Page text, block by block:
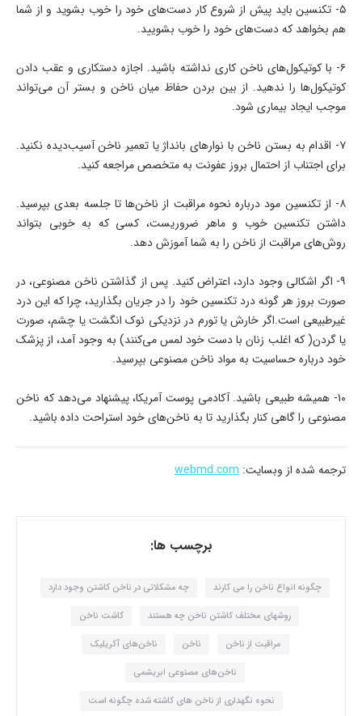
۵- تکنسین باید پیش از شروع کار دست‌های خود را خوب بشوید و از شما
هم بخواهد که دست‌های خود را خوب بشویید.
۶- با کوتیکول‌های ناخن کاری نداشته باشید. اجازه دستکاری و عقب دادن
کوتیکول‌ها را ندهید. از بین بردن حفاظ میان ناخن و بستر آن می‌تواند
موجب ایجاد بیماری شود.
۷- اقدام به بستن ناخن با نوارهای بانداژ یا تعمیر ناخن آسیب‌دیده نکنید.
برای اجتناب از احتمال بروز عفونت به متخصص مراجعه کنید.
۸- از تکنسین مود درباره نحوه مراقبت از ناخن‌ها تا جلسه بعدی بپرسید.
داشتن تکنسین خوب و ماهر ضروریست، کسی که به خوبی بتواند
روش‌های مراقبت از ناخن را به شما آموزش دهد.
۹- اگر اشکالی وجود دارد، اعتراض کنید. پس از گذاشتن ناخن مصنوعی، در
صورت بروز هر گونه درد تکنسین خود را در جریان بگذارید، چرا که این درد
غیرطبیعی است.اگر خارش یا تورم در نزدیکی نوک انگشت یا چشم، صورت
یا گردن( که اغلب زنان با دست خود لمس می‌کنند) به وجود آمد، از پزشک
خود درباره حساسیت به مواد ناخن مصنوعی بپرسید.
۱۰- همیشه طبیعی باشید. آکادمی پوست آمریکا، پیشنهاد می‌دهد که ناخن
مصنوعی را گاهی کنار بگذارید تا به ناخن‌های خود استراحت داده باشید.
ترجمه شده از وبسایت: webmd.com
برچسب ها:
چگونه انواع ناخن را می کارند چه مشکلاتی در ناخن کاشتن وجود دارد
روشهای مختلف کاشتن ناخن چه هستند کاشت ناخن
مراقبت از ناخن ناخن ناخن‌های آکریلیک
ناخن‌های مصنوعی ابریشمی
نحوه نگهداری از ناخن های کاشته شده چگونه است